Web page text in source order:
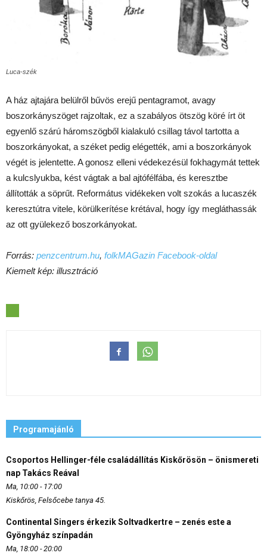
Luca-szék
A ház ajtajára belülről bűvös erejű pentagramot, avagy
boszorkányszöget rajzoltak, ez a szabályos ötszög köré írt öt
egyenlő szárú háromszögből kialakuló csillag távol tartotta a
boszorkányokat, a széket pedig elégették, ami a boszorkányok
végét is jelentette. A gonosz elleni védekezésül fokhagymát tettek
a kulcslyukba, kést vágtak a bal ajtófélfába, és keresztbe
állították a söprűt. Református vidékeken volt szokás a lucaszék
keresztútra vitele, körülkerítése krétával, hogy így megláthassák
az ott gyülekező boszorkányokat.
Forrás: penzcentrum.hu, folkMAGazin Facebook-oldal
Kiemelt kép: illusztráció
Programajánló
Csoportos Hellinger-féle családállítás Kiskőrösön – önismereti
nap Takács Reával
Ma, 10:00 - 17:00
Kiskőrös, Felsőcebe tanya 45.
Continental Singers érkezik Soltvadkertre – zenés este a
Gyöngyház színpadán
Ma, 18:00 - 20:00